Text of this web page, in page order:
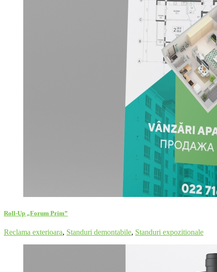
Roll-Up „Forum Prim”
Reclama exterioara, Standuri demontabile, Standuri expozitionale